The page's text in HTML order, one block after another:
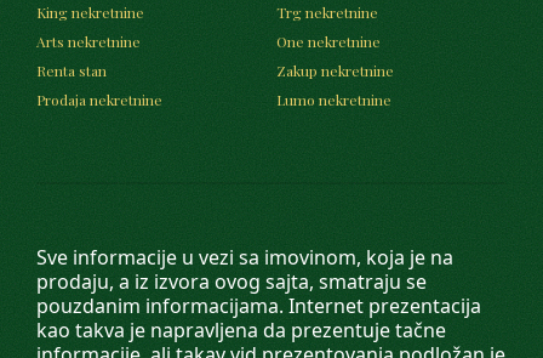
Sve informacije u vezi sa imovinom, koja je na
prodaju, a iz izvora ovog sajta, smatraju se
pouzdanim informacijama. Internet prezentacija
kao takva je napravljena da prezentuje tačne
King nekretnine
Trg nekretnine
Arts nekretnine
One nekretnine
Renta stan
Zakup nekretnine
Prodaja nekretnine
Lumo nekretnine